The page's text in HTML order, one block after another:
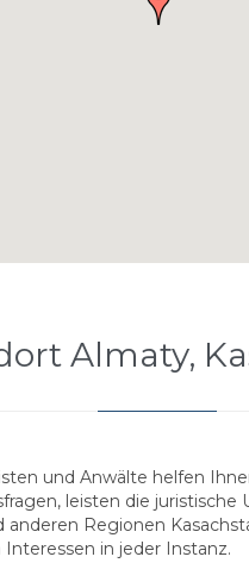
Almaty,
und Anwälte helfen
leisten die juristische
anderen Regionen
in jeder Instanz.